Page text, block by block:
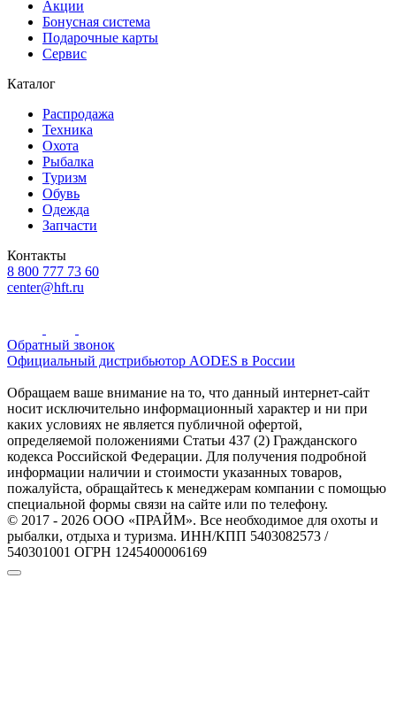
Акции
Бонусная система
Подарочные карты
Сервис
Каталог
Распродажа
Техника
Охота
Рыбалка
Туризм
Обувь
Одежда
Запчасти
Контакты
8 800 777 73 60
center@hft.ru
Обратный звонок
Официальный дистрибьютор AODES в России
Обращаем ваше внимание на то, что данный интернет-сайт
носит исключительно информационный характер и ни при
каких условиях не является публичной офертой,
определяемой положениями Статьи 437 (2) Гражданского
кодекса Российской Федерации. Для получения подробной
информации наличии и стоимости указанных товаров,
пожалуйста, обращайтесь к менеджерам компании с помощью
специальной формы связи на сайте или по телефону.
© 2017 - 2026 ООО «ПРАЙМ». Все необходимое для охоты и
рыбалки, отдыха и туризма. ИНН/КПП 5403082573 /
540301001 ОГРН 1245400006169